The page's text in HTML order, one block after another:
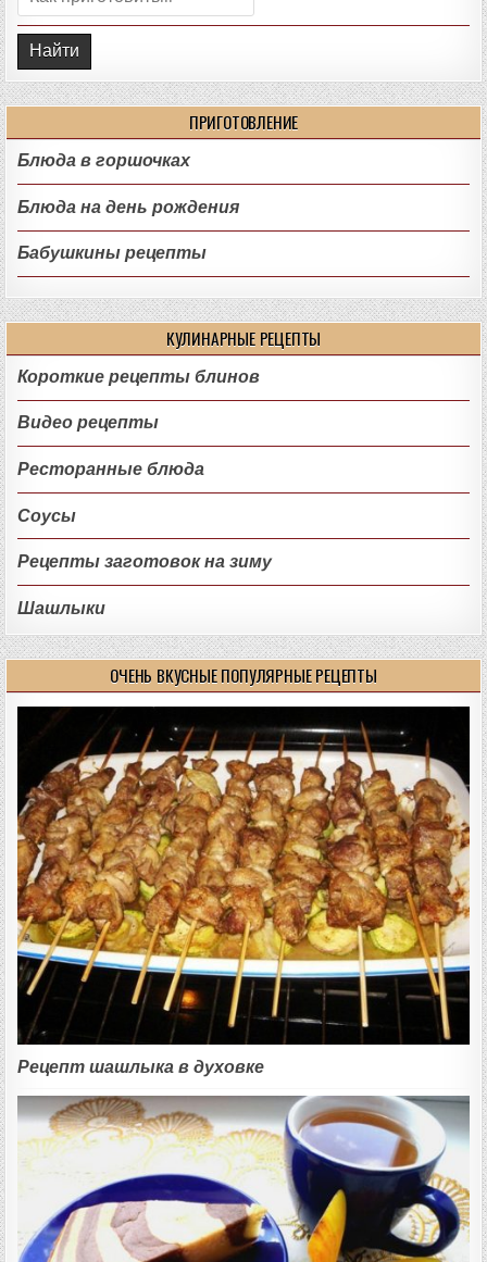
ПРИГОТОВЛЕНИЕ
Блюда в горшочках
Блюда на день рождения
Бабушкины рецепты
КУЛИНАРНЫЕ РЕЦЕПТЫ
Короткие рецепты блинов
Видео рецепты
Ресторанные блюда
Соусы
Рецепты заготовок на зиму
Шашлыки
ОЧЕНЬ ВКУСНЫЕ ПОПУЛЯРНЫЕ РЕЦЕПТЫ
Рецепт шашлыка в духовке